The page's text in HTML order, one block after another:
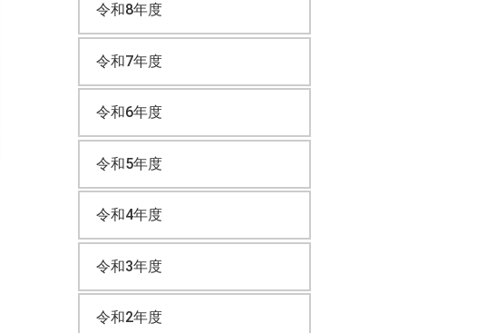
令和8年度
令和7年度
令和6年度
令和5年度
令和4年度
令和3年度
令和2年度